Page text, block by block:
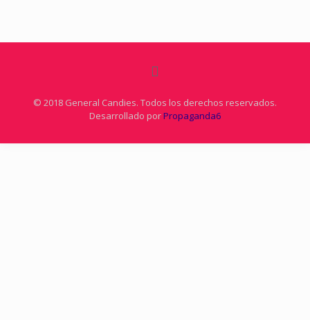
© 2018 General Candies. Todos los derechos reservados.
Desarrollado porPropaganda6